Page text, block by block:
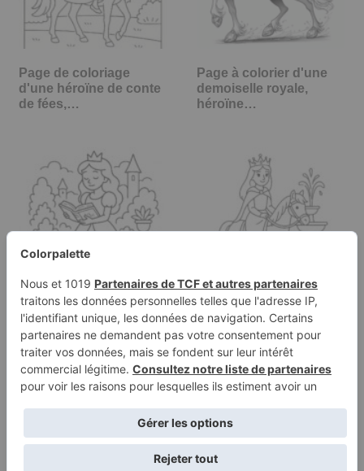
Page de coloriage
d'une héroïne de conte
de fées,…
Page à colorier d'une
demoiselle royale,
héroïne…
Page à colorier d'une
héroïne de conte de
fées,…
Page à colorier d'une
princesse enchantée,
noble…